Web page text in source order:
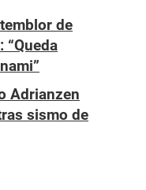
de
“Queda
Adrianzen
sismo de